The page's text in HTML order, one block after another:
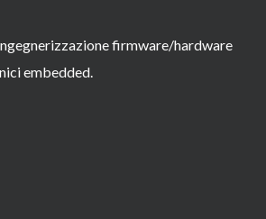
firmware/hardware
embedded.